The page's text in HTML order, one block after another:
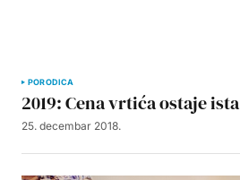
PORODICA
2019: Cena vrtića ostaje ista
25. decembar 2018.